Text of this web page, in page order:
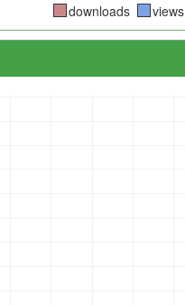
downloads views